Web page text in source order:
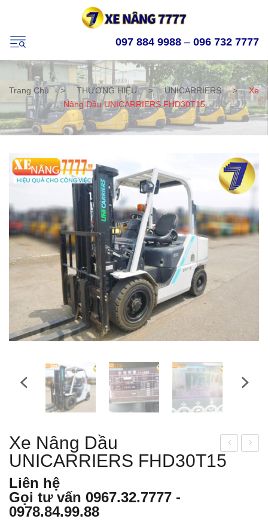
097 884 9988 – 096 732 7777
Trang Chủ > THƯƠNG HIỆU > UNICARRIERS >
Xe
Nâng Dầu UNICARRIERS FHD30T15
Xe Nâng Dầu
UNICARRIERS FHD30T15
Liên hệ
Gọi tư vấn 0967.32.7777 -
0978.84.99.88